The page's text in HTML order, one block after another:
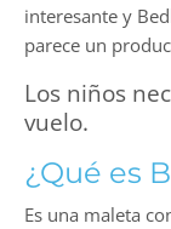
interesante y
parece un
Los niños
vuelo.
¿Qué es
Es una maleta